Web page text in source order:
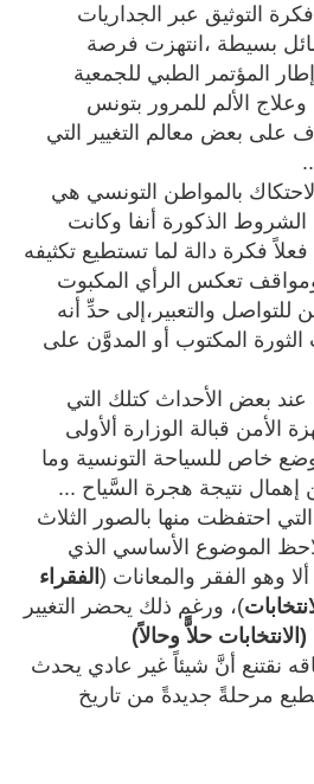
التوثيق عبر الجداريات
بسيطة ،انتهزت فرصة
المؤتمر الطبي للجمعية
وعلاج الألم للمرور بتونس
على بعض معالم التغيير التي
بالمواطن التونسي هي
الذكورة أنفا وكانت
فكرة دالة لما تستطيع تكثيفه
تعكس الرأي المكبوت
والتعبير،إلى حدِّ أنه
الثورة المكتوب أو المدوَّن على
بعض الأحداث كتلك التي
الأمن قبالة الوزارة ألأولى
خاص للسياحة التونسية وما
إهمال نتيجة هجرة السَّياح ...
التي احتفظت منها بالصور الثلاث
الموضوع الأساسي الذي
وهو الفقر والمعانات ( الفقراء
)، ورغم ذلك يحضر التغيير
(الانتخابات حلاًّ وحالاً)
نقتنع أنَّ شيئاً غير عادي يحدث
مرحلةً جديدةً من تاريخ